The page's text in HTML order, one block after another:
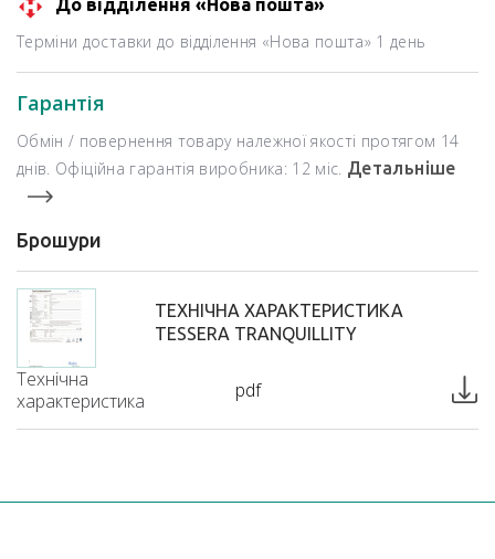
До відділення «Нова пошта»
Терміни доставки до відділення «Нова пошта» 1 день
Гарантія
Обмін / повернення товару належної якості протягом 14
днів. Офіційна гарантія виробника: 12 міс. Детальніше
Брошури
ТЕХНІЧНА ХАРАКТЕРИСТИКА
TESSERA TRANQUILLITY
Технічна
характеристика
pdf